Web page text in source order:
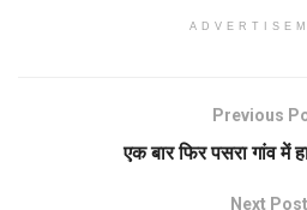
Previous
एक बार फिर पसरा गांव में
Next Post